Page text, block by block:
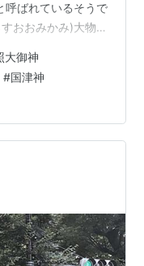
呼ばれているそうで
おおみかみ)大物主
きでん)です。境内
本殿への階段が見
おみかみ)は伊勢の
かみ)は四国讃岐の
。 鳥居をくぐり急
大御神
#国津神